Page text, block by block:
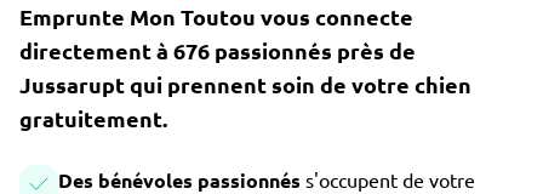
Emprunte Mon Toutou vous connecte
directement à 676 passionnés près de
Jussarupt qui prennent soin de votre chien
gratuitement.
Des bénévoles passionnés s'occupent de votre